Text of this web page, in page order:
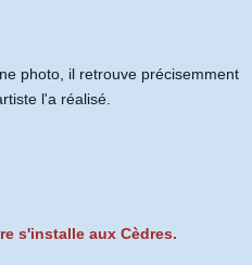
photo, il retrouve précisemment
l'a réalisé.
s'installe aux Cèdres.